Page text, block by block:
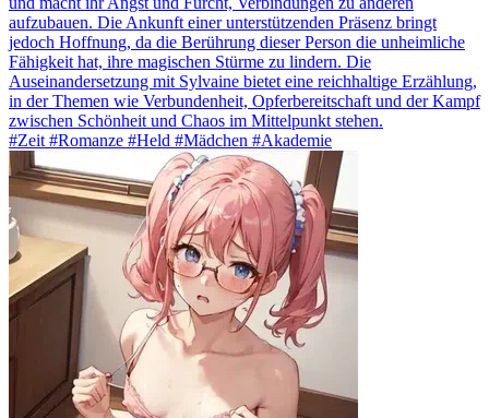
aufzubauen. Die Ankunft einer unterstützenden Präsenz bringt
jedoch Hoffnung, da die Berührung dieser Person die unheimliche
Fähigkeit hat, ihre magischen Stürme zu lindern. Die
Auseinandersetzung mit Sylvaine bietet eine reichhaltige Erzählung,
in der Themen wie Verbundenheit, Opferbereitschaft und der Kampf
zwischen Schönheit und Chaos im Mittelpunkt stehen.
#Zeit #Romanze #Held #Mädchen #Akademie